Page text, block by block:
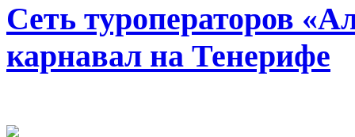
Сеть туроператоров
карнавал на Тенерифе